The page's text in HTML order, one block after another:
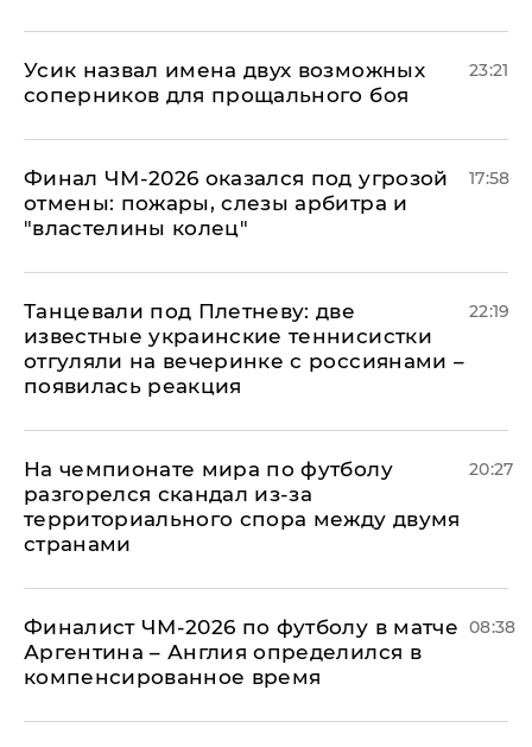
Усик назвал имена двух возможных
соперников для прощального боя
23:21
Финал ЧМ-2026 оказался под угрозой
отмены: пожары, слезы арбитра и
"властелины колец"
17:58
Танцевали под Плетневу: две
известные украинские теннисистки
отгуляли на вечеринке с россиянами –
появилась реакция
22:19
На чемпионате мира по футболу
разгорелся скандал из-за
территориального спора между двумя
странами
20:27
Финалист ЧМ-2026 по футболу в матче
Аргентина – Англия определился в
компенсированное время
08:38